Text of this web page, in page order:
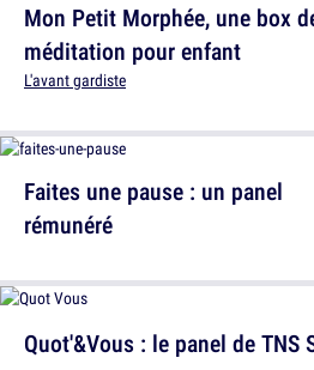
Faites une pause : un panel
rémunéré
Quot'&Vous : le panel de TNS
Mon Petit Morphée, une box
méditation pour enfant
L'avant gardiste